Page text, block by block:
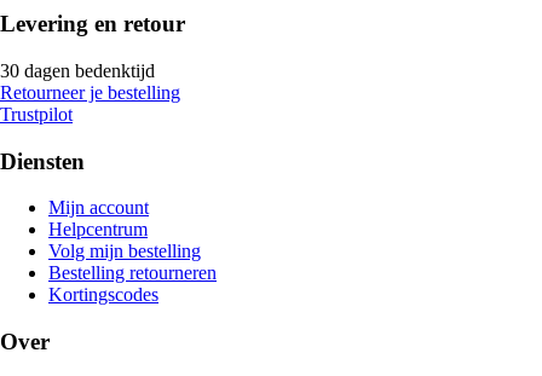
Levering en retour
30 dagen bedenktijd
Retourneer je bestelling
Trustpilot
Diensten
Mijn account
Helpcentrum
Volg mijn bestelling
Bestelling retourneren
Kortingscodes
Over